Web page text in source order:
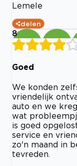
Lemele
delen
8
Goed
We konden
vriendelijk
auto en we
wat
is goed
service en
zo'n maand in
tevreden.